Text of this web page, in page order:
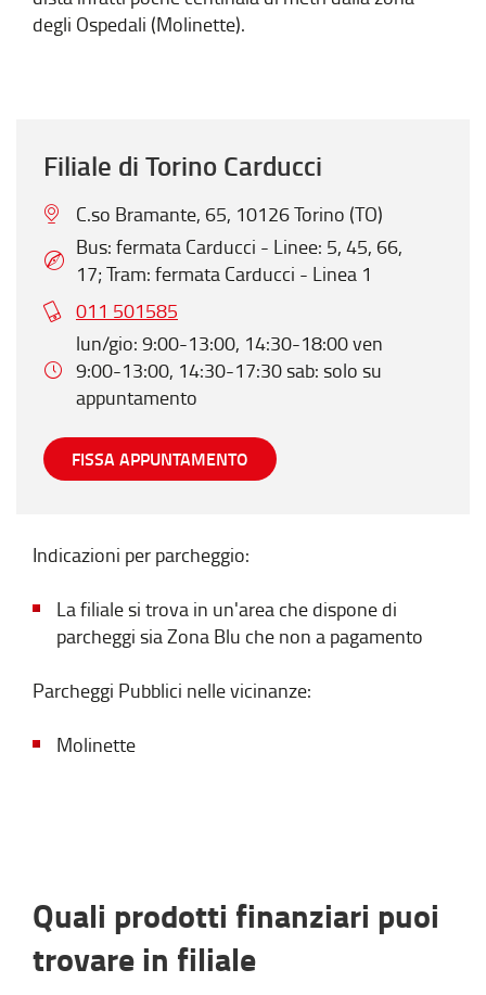
degli Ospedali (Molinette).
Filiale di Torino Carducci
C.so Bramante, 65, 10126 Torino (TO)
Bus: fermata Carducci - Linee: 5, 45, 66,
17; Tram: fermata Carducci - Linea 1
011 501585
lun/gio: 9:00-13:00, 14:30-18:00 ven
9:00-13:00, 14:30-17:30 sab: solo su
appuntamento
FISSA APPUNTAMENTO
Indicazioni per parcheggio:
La filiale si trova in un'area che dispone di
parcheggi sia Zona Blu che non a pagamento
Parcheggi Pubblici nelle vicinanze:
Molinette
Quali prodotti finanziari puoi
trovare in filiale